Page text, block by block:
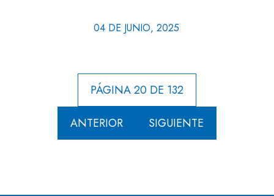
04 DE JUNIO, 2025
PÁGINA 20 DE 132
ANTERIOR SIGUIENTE